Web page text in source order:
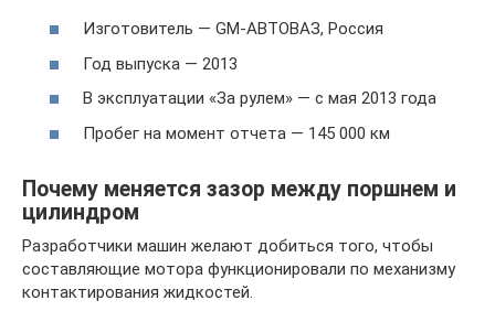
Изготовитель — GM-АВТОВАЗ, Россия
Год выпуска — 2013
В эксплуатации «За рулем» — с мая 2013 года
Пробег на момент отчета — 145 000 км
Почему меняется зазор между поршнем и
цилиндром
Разработчики машин желают добиться того, чтобы
составляющие мотора функционировали по механизму
контактирования жидкостей.